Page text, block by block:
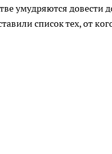
умудряются довести
список тех, от